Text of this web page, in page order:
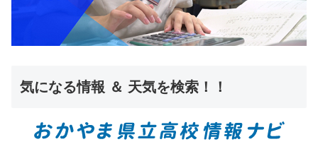
気になる情報 ＆ 天気を検索！！